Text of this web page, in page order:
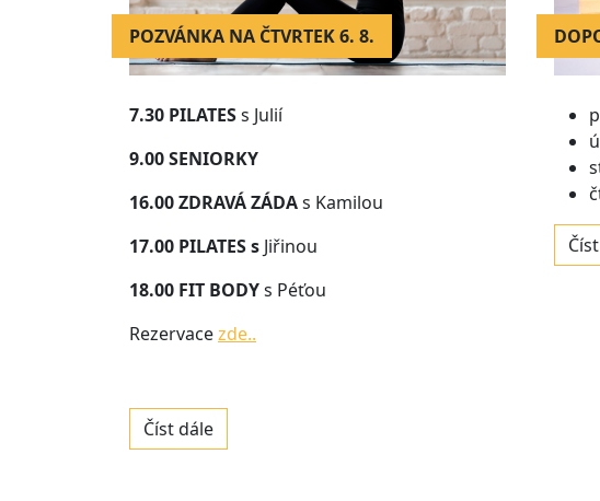
POZVÁNKA NA ČTVRTEK 6. 8.
7.30 PILATESs Julií
9.00SENIORKY
16.00ZDRAVÁ ZÁDAs Kamilou
17.00 PILATES s Jiřinou
​​​​​​18.00 FIT BODYs Péťou
Rezervacezde..
Číst dále